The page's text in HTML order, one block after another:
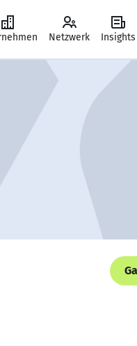
Netzwerk Insights